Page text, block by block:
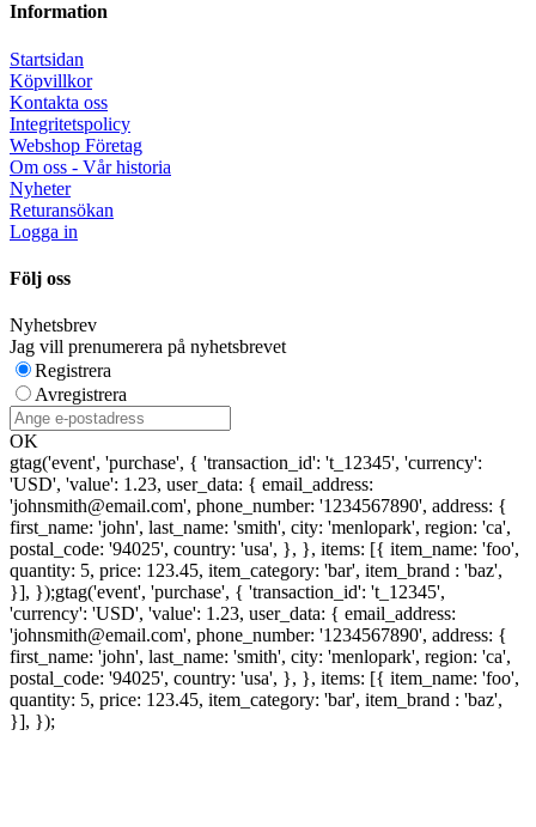
Information
Startsidan
Köpvillkor
Kontakta oss
Integritetspolicy
Webshop Företag
Om oss - Vår historia
Nyheter
Returansökan
Logga in
Följ oss
Nyhetsbrev
Jag vill prenumerera på nyhetsbrevet
Registrera
Avregistrera
OK
gtag('event', 'purchase', { 'transaction_id': 't_12345', 'currency':
'USD', 'value': 1.23, user_data: { email_address:
'johnsmith@email.com', phone_number: '1234567890', address: {
first_name: 'john', last_name: 'smith', city: 'menlopark', region: 'ca',
postal_code: '94025', country: 'usa', }, }, items: [{ item_name: 'foo',
quantity: 5, price: 123.45, item_category: 'bar', item_brand : 'baz',
}], });gtag('event', 'purchase', { 'transaction_id': 't_12345',
'currency': 'USD', 'value': 1.23, user_data: { email_address:
'johnsmith@email.com', phone_number: '1234567890', address: {
first_name: 'john', last_name: 'smith', city: 'menlopark', region: 'ca',
postal_code: '94025', country: 'usa', }, }, items: [{ item_name: 'foo',
quantity: 5, price: 123.45, item_category: 'bar', item_brand : 'baz',
}], });